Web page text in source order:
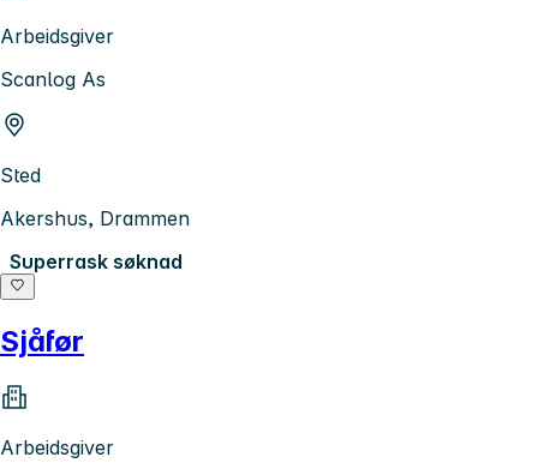
Arbeidsgiver
Scanlog As
Sted
Akershus, Drammen
Superrask søknad
Sjåfør
Arbeidsgiver